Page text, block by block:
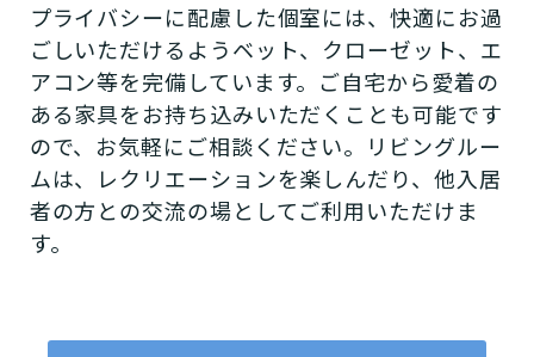
プライバシーに配慮した個室には、快適にお過
ごしいただけるようベット、クローゼット、エ
アコン等を完備しています。ご自宅から愛着の
ある家具をお持ち込みいただくことも可能です
ので、お気軽にご相談ください。リビングルー
ムは、レクリエーションを楽しんだり、他入居
者の方との交流の場としてご利用いただけま
す。